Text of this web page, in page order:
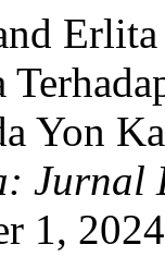
Yon
Jurnal
1,